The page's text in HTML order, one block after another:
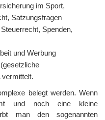
im Sport,
Satzungsfragen
Spenden,
und Werbung
belegt werden. Wenn
und noch eine kleine
man den sogenannten